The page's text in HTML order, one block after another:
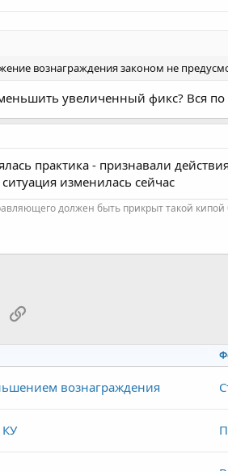
вознаграждения законом не
увеличенный фикс? Вся
практика - признавали
изменилась сейчас
должен быть прикрыт такой кипой
почта
Ссылка
вознаграждения